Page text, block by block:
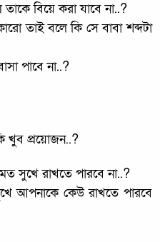
বিয়ে করা যাবে না..?
তাই বলে কি সে বাবা শব্দটা
পাবে না..?
খুব প্রয়োজন..?
সুখে রাখতে পারবে না..?
আপনাকে কেউ রাখতে পারবে